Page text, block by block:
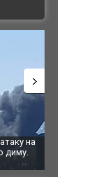
на
диму.